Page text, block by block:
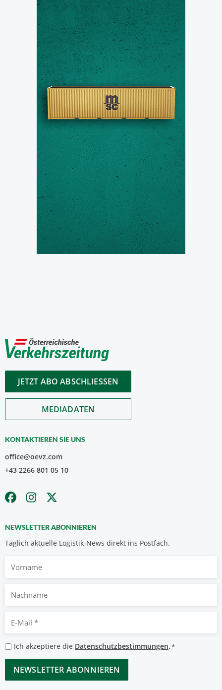
JETZT ABO ABSCHLIESSEN
MEDIADATEN
KONTAKTIEREN SIE UNS
office@oevz.com
+43 2266 801 05 10
NEWSLETTER ABONNIEREN
Täglich aktuelle Logistik-News direkt ins Postfach.
Nachname
Mail
*
Datenschutzbestimmungen
*
Ich akzeptiere die Datenschutzbestimmungen.*
CAPTCHA